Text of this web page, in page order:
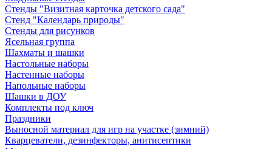
Стенды "Визитная карточка детского сада"
Стенд "Календарь природы"
Стенды для рисунков
Ясельная группа
Шахматы и шашки
Настольные наборы
Настенные наборы
Напольные наборы
Шашки в ДОУ
Комплекты под ключ
Праздники
Выносной материал для игр на участке (зимний)
Кварцеватели, дезинфекторы, анитисептики